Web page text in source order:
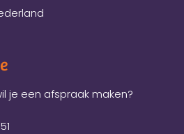
je een afspraak maken?